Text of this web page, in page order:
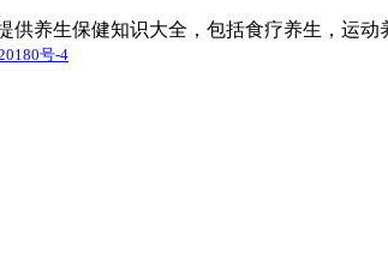
供养生保健知识大全，包括食疗养生，运
号-4